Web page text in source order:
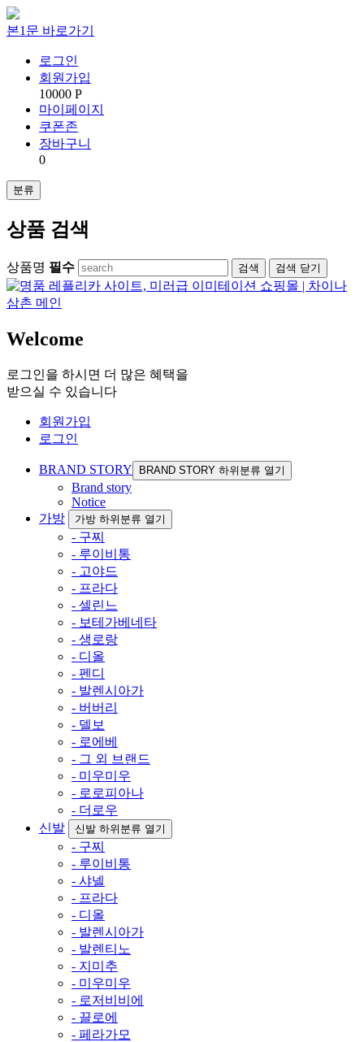
본1문 바로가기
로그인
회원가입
10000 P
마이페이지
쿠폰존
장바구니
0
분류
상품 검색
상품명 필수 검색 닫기
Welcome
로그인을 하시면 더 많은 혜택을
받으실 수 있습니다
회원가입
로그인
BRAND STORY BRAND STORY 하위분류 열기
Brand story
Notice
가방
가방 하위분류 열기
- 구찌
- 루이비통
- 고야드
- 프라다
- 셀린느
- 보테가베네타
- 생로랑
- 디올
- 펜디
- 발렌시아가
- 버버리
- 델보
- 로에베
- 그 외 브랜드
- 미우미우
- 로로피아나
- 더로우
신발
신발 하위분류 열기
- 구찌
- 루이비통
- 샤넬
- 프라다
- 디올
- 발렌시아가
- 발렌티노
- 지미추
- 미우미우
- 로저비비에
- 끌로에
- 페라가모